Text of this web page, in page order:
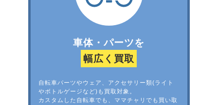
車体・パーツを
幅広く買取
自転車パーツやウェア、アクセサリー類(ライト
やボトルゲージなど)も買取対象。
カスタムした自転車でも、ママチャリでも買い取